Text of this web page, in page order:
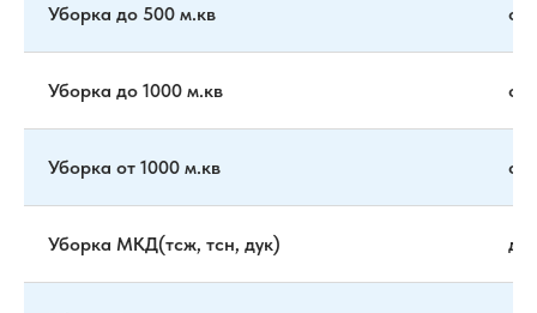
Уборка до 500 м.кв от
Уборка до 1000 м.кв от
Уборка от 1000 м.кв от
Уборка МКД(тсж, тсн, дук)